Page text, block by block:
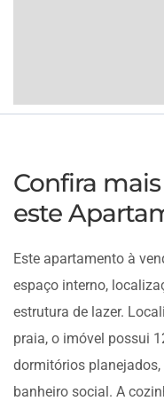
Confira
este
Este apartamento à
espaço interno,
estrutura de lazer.
praia, o imóvel possui
dormitórios
banheiro social. A